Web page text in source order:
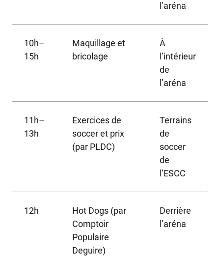
l’aréna
10h–
15h
Maquillage et
bricolage
À
l’intérieur
de
l’aréna
11h–
13h
Exercices de
soccer et prix
(par PLDC)
Terrains
de
soccer
de
l’ESCC
12h
Hot Dogs (par
Comptoir
Populaire
Deguire)
Derrière
l’aréna